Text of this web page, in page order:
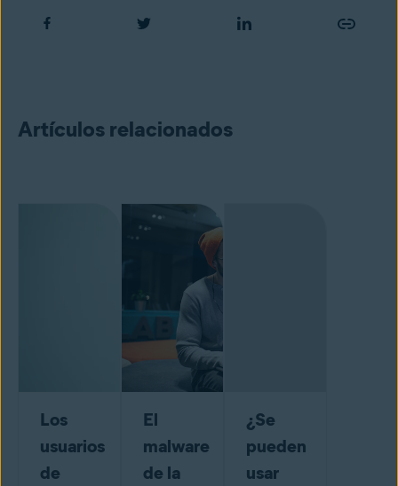
Artículos relacionados
Los
usuarios
de
El
malware
de la
¿Se
pueden
usar